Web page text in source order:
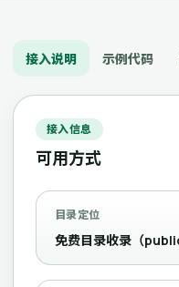
接入说明 示例代码
接入信息
可用方式
目录定位
免费目录收录（